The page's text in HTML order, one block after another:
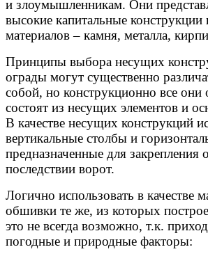
и злоумышленникам. Они
высокие капитальные
материалов – камня, металла,
Принципы выбора несущих
ограды могут существенно
собой, но конструкционно все они
состоят из несущих элементов и
В качестве несущих конструкций
вертикальные столбы и
предназначенные для
последствии ворот.
Логично использовать в качестве
обшивки те же, из которых
это не всегда возможно, т.к.
погодные и природные факторы: